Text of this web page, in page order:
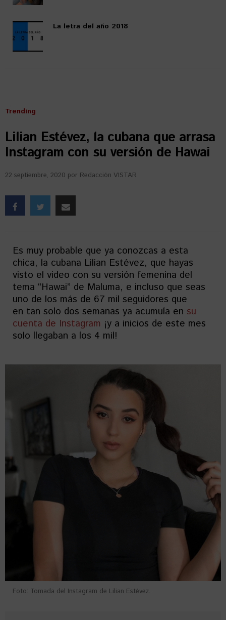
La letra del año 2018
Trending
Lilian Estévez, la cubana que arrasa
Instagram con su versión de Hawai
22 septiembre, 2020 por Redacción VISTAR
Es muy probable que ya conozcas a esta
chica, la cubana Lilian Estévez, que hayas
visto el video con su versión femenina del
tema “Hawai” de Maluma, e incluso que seas
uno de los más de 67 mil seguidores que
en tan solo dos semanas ya acumula en su
cuenta de Instagram ¡y a inicios de este mes
solo llegaban a los 4 mil!
Foto: Tomada del Instagram de Lilian Estévez.